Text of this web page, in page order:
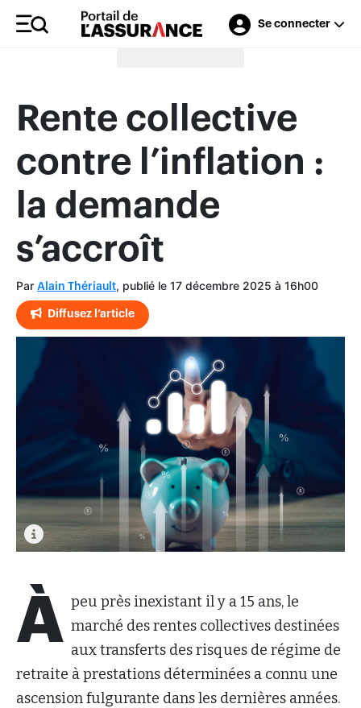
Se connecter
Merci à nos annonceurs
Rente collective
contre l’inflation :
la demande
s’accroît
Par Alain Thériault, publié le 17 décembre 2025 à 16h00
Diffusez l’article
À peu près inexistant il y a 15 ans, le
marché des rentes collectives destinées
aux transferts des risques de régime de
retraite à prestations déterminées a connu une
ascension fulgurante dans les dernières années.